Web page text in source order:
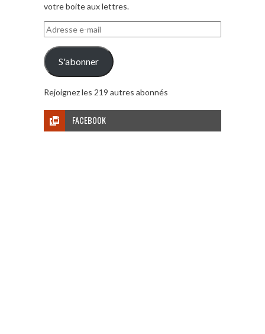
votre boite aux lettres.
Adresse
e-
mail
S'abonner
Rejoignez les 219 autres abonnés
FACEBOOK